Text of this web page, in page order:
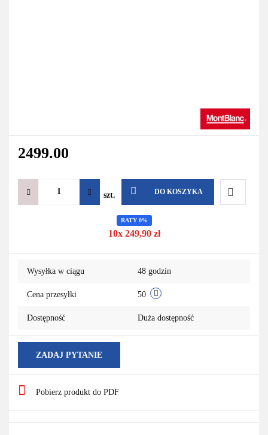
2499.00
szt. DO KOSZYKA
RATY 0%
10x 249,90 zł
Wysyłka w ciągu 48 godzin
Cena przesyłki 50
Dostępność Duża dostępność
ZADAJ PYTANIE
Pobierz produkt do PDF